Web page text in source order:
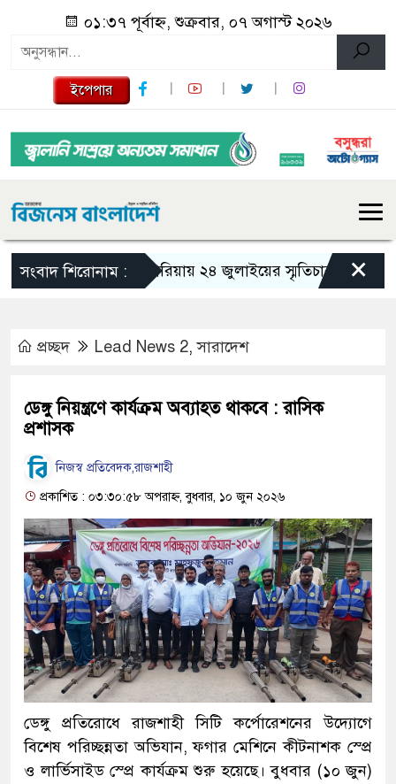
০১:৩৭ পূর্বাহ্ন, শুক্রবার, ০৭ অগাস্ট ২০২৬
ইপেপার
সংবাদ শিরোনাম :গজারিয়ায় ২৪ জুলাইয়ের স্মৃতিচারণ: গুমের×
প্রচ্ছদ Lead News 2,সারাদেশ
ডেঙ্গু নিয়ন্ত্রণে কার্যক্রম অব্যাহত থাকবে : রাসিক
প্রশাসক
নিজস্ব প্রতিবেদক,রাজশাহী
প্রকাশিত : ০৩:৩০:৫৮ অপরাহ্ন, বুধবার, ১০ জুন ২০২৬
ডেঙ্গু প্রতিরোধে রাজশাহী সিটি কর্পোরেশনের উদ্যোগে
বিশেষ পরিচ্ছন্নতা অভিযান, ফগার মেশিনে কীটনাশক স্প্রে
ও লার্ভিসাইড স্প্রে কার্যক্রম শুরু হয়েছে। বুধবার (১০ জুন)